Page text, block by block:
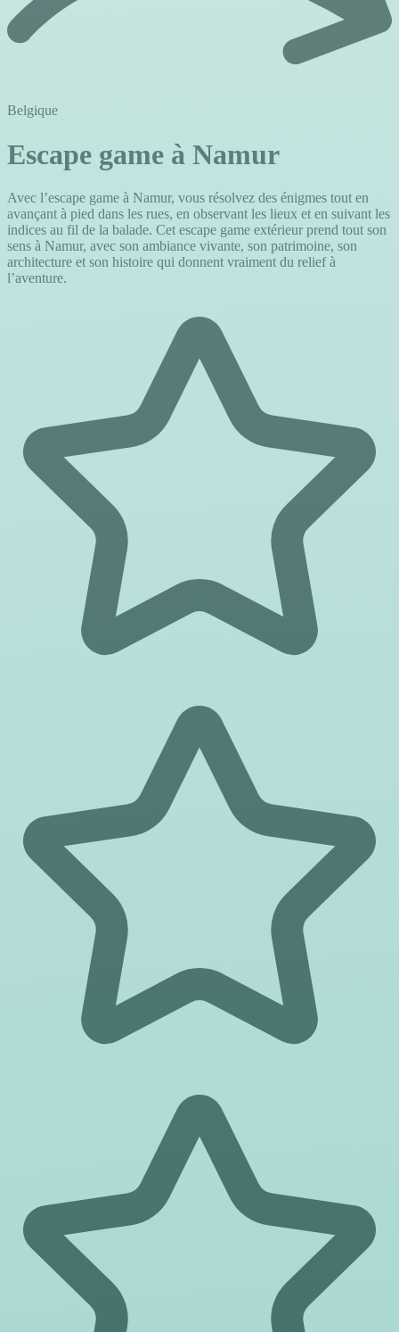
Belgique
Escape game à Namur
Avec l’escape game à Namur, vous résolvez des énigmes tout en
avançant à pied dans les rues, en observant les lieux et en suivant les
indices au fil de la balade. Cet escape game extérieur prend tout son
sens à Namur, avec son ambiance vivante, son patrimoine, son
architecture et son histoire qui donnent vraiment du relief à
l’aventure.